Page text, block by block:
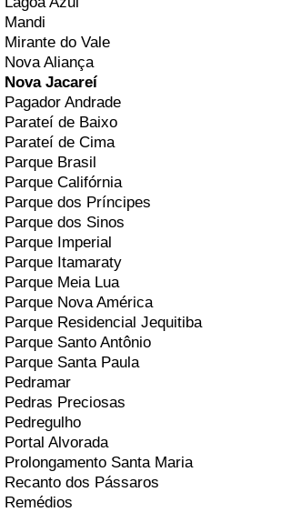
Mandi
Mirante do Vale
Nova Aliança
Nova Jacareí
Pagador Andrade
Parateí de Baixo
Parateí de Cima
Parque Brasil
Parque Califórnia
Parque dos Príncipes
Parque dos Sinos
Parque Imperial
Parque Itamaraty
Parque Meia Lua
Parque Nova América
Parque Residencial Jequitiba
Parque Santo Antônio
Parque Santa Paula
Pedramar
Pedras Preciosas
Pedregulho
Portal Alvorada
Prolongamento Santa Maria
Recanto dos Pássaros
Remédios